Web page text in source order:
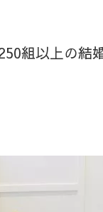
組以上の結